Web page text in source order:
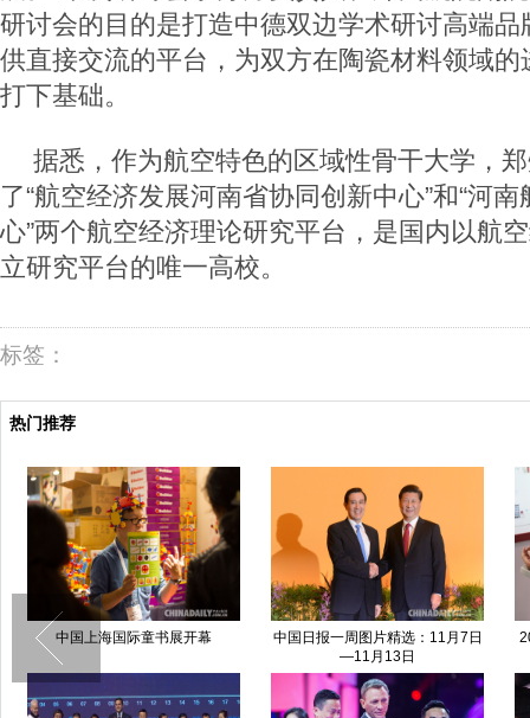
研讨会的目的是打造中德双边学术研讨高端
供直接交流的平台，为双方在陶瓷材料领域
打下基础。
据悉，作为航空特色的区域性骨干大学，
了“航空经济发展河南省协同创新中心”和“河
心”两个航空经济理论研究平台，是国内以航
立研究平台的唯一高校。
标签：
热门推荐
大熊猫“华姣”顺利抓捕 将于19日
学圻导
《007幽灵党》曝双特辑豪车追逐
火车肉搏疯狂
第五期“华策杯”
际老龄产业博览会在
京开幕